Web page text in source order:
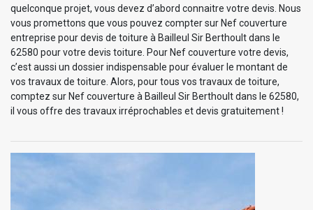
quelconque projet, vous devez d’abord connaitre votre devis. Nous
vous promettons que vous pouvez compter sur Nef couverture
entreprise pour devis de toiture à Bailleul Sir Berthoult dans le
62580 pour votre devis toiture. Pour Nef couverture votre devis,
c’est aussi un dossier indispensable pour évaluer le montant de
vos travaux de toiture. Alors, pour tous vos travaux de toiture,
comptez sur Nef couverture à Bailleul Sir Berthoult dans le 62580,
il vous offre des travaux irréprochables et devis gratuitement !